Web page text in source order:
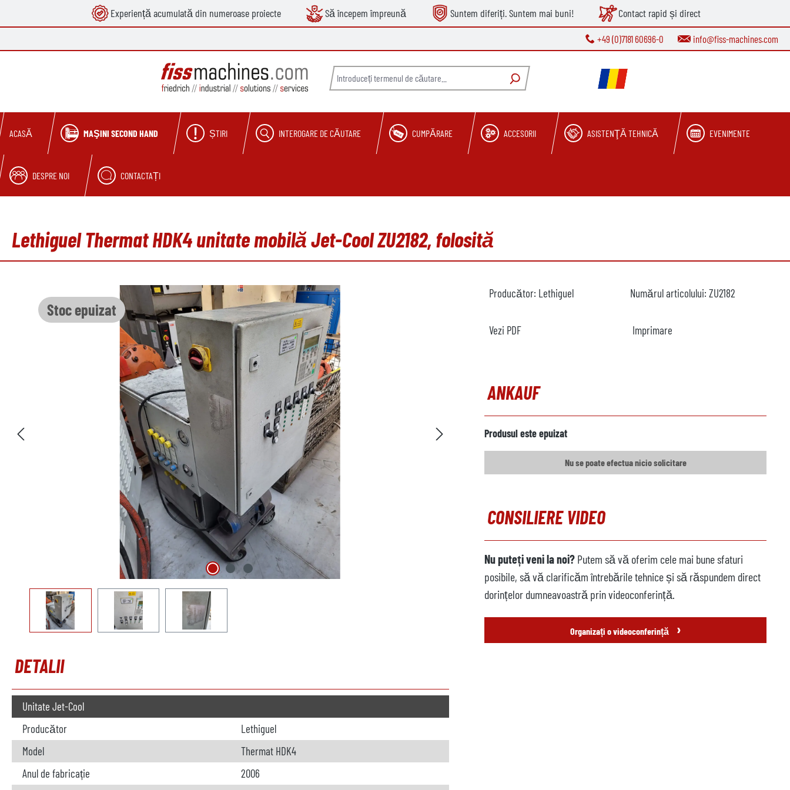
Sari la navigarea principalăExperiență acumulată din numeroase proiecte Să începem împreună Suntem diferiți. Suntem mai buni! Contact rapid și direct
+49 (0)7181 60696-0 info@fiss-machines.com
ACASĂ MAŞINI SECOND HAND ȘTIRI INTEROGARE DE CĂUTARE CUMPĂRARE ACCESORII ASISTENŢĂ TEHNICĂ EVENIMENTE
DESPRE NOI CONTACTAȚI
Lethiguel Thermat HDK4 unitate mobilă Jet-Cool ZU2182, folosită
Stoc epuizat
DETALII
Unitate Jet-Cool
Producător
Lethiguel
Model
Thermat HDK4
Anul de fabricație
2006
Producător: Lethiguel Numărul articolului: ZU2182
Vezi PDF Imprimare
ANKAUF
Produsul este epuizat
Nu se poate efectua nicio solicitare
CONSILIERE VIDEO
Nu puteți veni la noi? Putem să vă oferim cele mai bune sfaturi
posibile, să vă clarificăm întrebările tehnice și să răspundem direct
dorințelor dumneavoastră prin videoconferință.
Organizați o videoconferință ›